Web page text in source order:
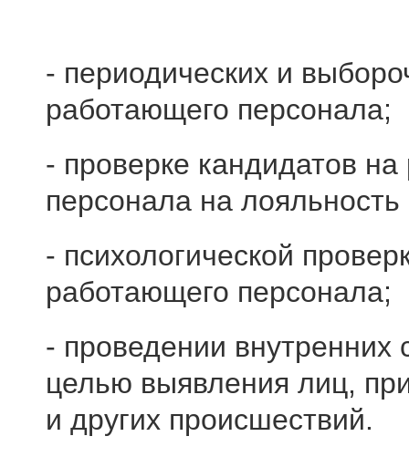
- периодических и
работающего персонала;
- проверке кандидатов
персонала на
- психологической
работающего персонала;
- проведении внутренних
целью выявления лиц,
и других происшествий.